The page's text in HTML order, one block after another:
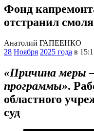
Фонд
отстранил
Анатолий ГАПЕЕНКО
28 Ноября 2025 года в
«Причина меры
программы».
областного
суд